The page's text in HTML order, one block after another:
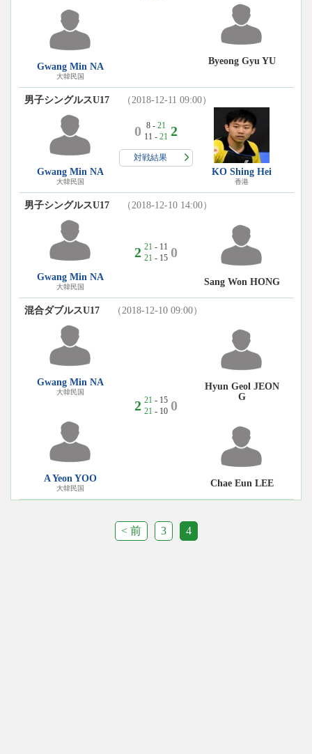
Gwang Min NA
大韓民国
Byeong Gyu YU
男子シングルスU17 （2018-12-11 09:00）
Gwang Min NA
大韓民国
0 8 - 21
11 - 21 2
対戦結果
KO Shing Hei
香港
男子シングルスU17 （2018-12-10 14:00）
Gwang Min NA
大韓民国
2 21 - 11
21 - 15 0
Sang Won HONG
混合ダブルスU17 （2018-12-10 09:00）
Gwang Min NA
大韓民国
A Yeon YOO
大韓民国
2 21 - 15
21 - 10 0
Hyun Geol JEON
G
Chae Eun LEE
< 前 3 4